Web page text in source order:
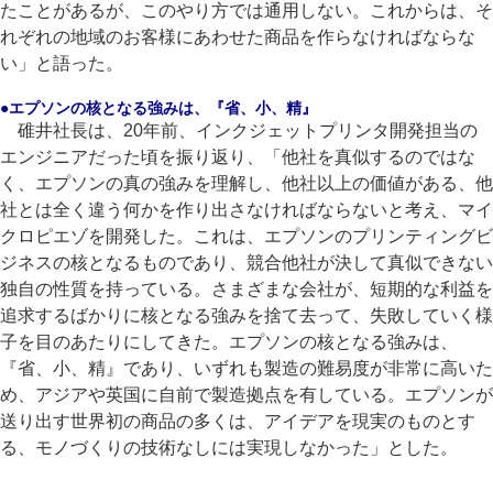
たことがあるが、このやり方では通用しない。これからは、そ
れぞれの地域のお客様にあわせた商品を作らなければならな
い」と語った。
●エプソンの核となる強みは、『省、小、精』
碓井社長は、20年前、インクジェットプリンタ開発担当の
エンジニアだった頃を振り返り、「他社を真似するのではな
く、エプソンの真の強みを理解し、他社以上の価値がある、他
社とは全く違う何かを作り出さなければならないと考え、マイ
クロピエゾを開発した。これは、エプソンのプリンティングビ
ジネスの核となるものであり、競合他社が決して真似できない
独自の性質を持っている。さまざまな会社が、短期的な利益を
追求するばかりに核となる強みを捨て去って、失敗していく様
子を目のあたりにしてきた。エプソンの核となる強みは、
『省、小、精』であり、いずれも製造の難易度が非常に高いた
め、アジアや英国に自前で製造拠点を有している。エプソンが
送り出す世界初の商品の多くは、アイデアを現実のものとす
る、モノづくりの技術なしには実現しなかった」とした。